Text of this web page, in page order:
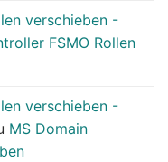
verschieben -
FSMO Rollen
verschieben -
MS Domain